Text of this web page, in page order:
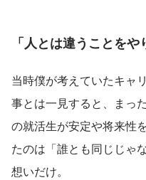
「人とは違うことをや
当時僕が考えていたキャ
事とは一見すると、まっ
の就活生が安定や将来性
たのは「誰とも同じじゃ
想いだけ。